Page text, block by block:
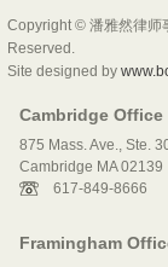
Copyright © 潘雅然律师
Reserved.
Site designed by
Cambridge Office
875 Mass. Ave., Ste.
Cambridge MA 02139
617-849-8666
Framingham